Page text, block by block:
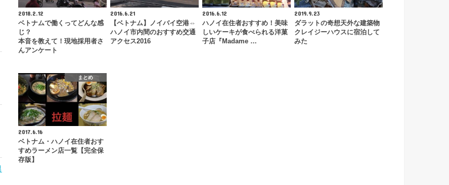
2018.2.12
ベトナムで働くってどんな感
じ？
本音を教えて！現地採用者さ
んアンケート
2016.6.21
【ベトナム】ノイバイ空港⇔
ハノイ市内間のおすすめ交通
アクセス2016
2016.6.12
ハノイ在住者おすすめ！美味
しいケーキが食べられる洋菓
子店『Madame …
2019.9.23
ダラットの奇想天外な建築物
クレイジーハウスに宿泊して
みた
まとめ
2017.6.16
ベトナム・ハノイ在住者おす
すめラーメン店一覧【完全保
存版】